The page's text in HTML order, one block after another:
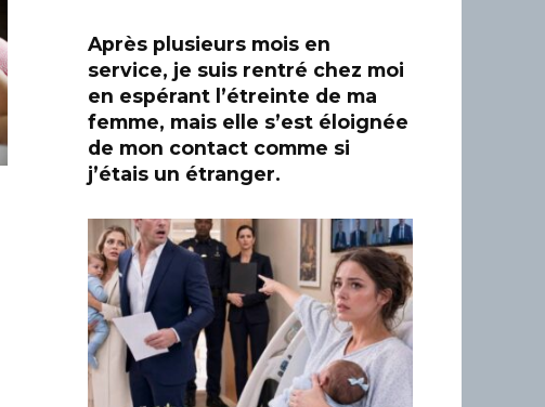
Après plusieurs mois en
service, je suis rentré chez moi
en espérant l’étreinte de ma
femme, mais elle s’est éloignée
de mon contact comme si
j’étais un étranger.